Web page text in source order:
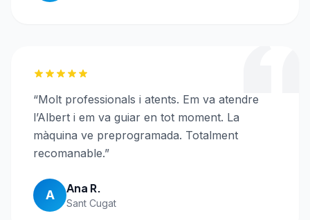
“Molt professionals i atents. Em va atendre
l’Albert i em va guiar en tot moment. La
màquina ve preprogramada. Totalment
recomanable.”
A Ana R.
Sant Cugat